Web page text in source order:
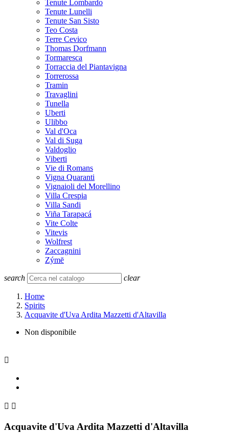
Tenute Lombardo
Tenute Lunelli
Tenute San Sisto
Teo Costa
Terre Cevico
Thomas Dorfmann
Tormaresca
Torraccia del Piantavigna
Torrerossa
Tramin
Travaglini
Tunella
Uberti
Ulibbo
Val d'Oca
Val di Suga
Valdoglio
Viberti
Vie di Romans
Vigna Quaranti
Vignaioli del Morellino
Villa Crespia
Villa Sandi
Viña Tarapacá
Vite Colte
Vitevis
Wolfrest
Zaccagnini
Zýmē
search clear
Home
Spirits
Acquavite d'Uva Ardita Mazzetti d'Altavilla
Non disponibile

 
Acquavite d'Uva Ardita Mazzetti d'Altavilla